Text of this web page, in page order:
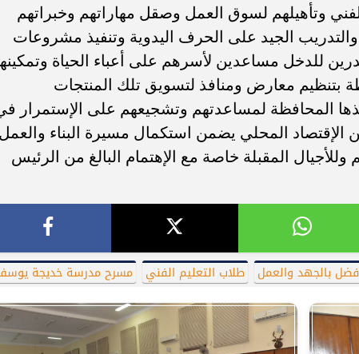
وتأهيلهم لسوق العمل وصقل مهاراتهم وخبراتهم
الجيد على الحرف اليدوية وتنفيذ مشروعات
للدخل مساعدين لأسرهم على أعباء الحياة
بتنظيم معارض ومنافذ لتسويق تلك المنتجات
المحافظة لمساعدتهم وتشجيعهم على الإستمرار
المحلي يضمن استكمال مسيرة البناء
المقبلة خاصة مع الإهتمام البالغ من الرئيس
بالجهد والعمل طلاب التعليم الفني مسرح مدرسة خديجة